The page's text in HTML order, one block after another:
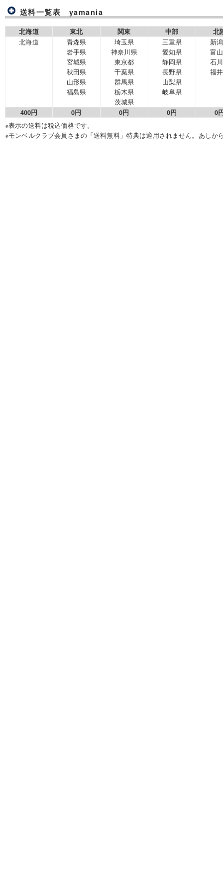
送料一覧表 yamania
北海道 東北 関東 中部 北
北海道
青森県
岩手県
宮城県
秋田県
山形県
福島県
埼玉県
神奈川県
東京都
千葉県
群馬県
栃木県
茨城県
三重県
愛知県
静岡県
長野県
山梨県
岐阜県
新
富
石
福
400円 0円 0円 0円 0
※表示の送料は税込価格です。
※モンベルクラブ会員さまの「送料無料」特典は適用されません。あしか